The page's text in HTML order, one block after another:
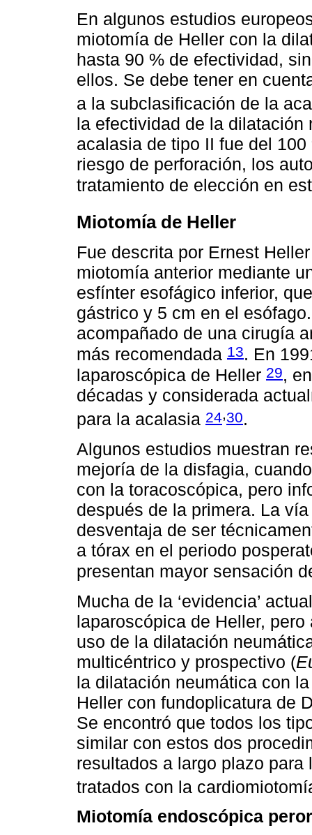
En algunos estudios
miotomía de Heller con la
hasta 90 % de efectividad,
ellos. Se debe tener en
a la subclasificación de la
la efectividad de la dilatación
acalasia de tipo II fue del
riesgo de perforación, los
tratamiento de elección en
Miotomía de Heller
Fue descrita por Ernest
miotomía anterior mediante
esfínter esofágico inferior,
gástrico y 5 cm en el
acompañado de una cirugía
más recomendada 13. En
laparoscópica de Heller 29,
décadas y considerada
para la acalasia 24,30.
Algunos estudios muestran
mejoría de la disfagia,
con la toracoscópica, pero
después de la primera. La
desventaja de ser
a tórax en el periodo
presentan mayor sensación
Mucha de la ‘evidencia’
laparoscópica de Heller,
uso de la dilatación
multicéntrico y prospectivo (
la dilatación neumática con
Heller con fundoplicatura de
Se encontró que todos los
similar con estos dos
resultados a largo plazo
tratados con la
Miotomía endoscópica